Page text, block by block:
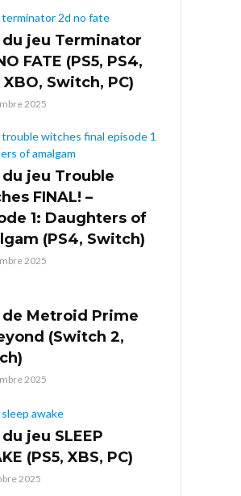
du jeu Terminator
FATE (PS5, PS4,
XBO, Switch, PC)
2025
jeu Trouble
FINAL! –
1: Daughters of
(PS4, Switch)
2025
de Metroid Prime
(Switch 2,
2025
jeu SLEEP
(PS5, XBS, PC)
2025